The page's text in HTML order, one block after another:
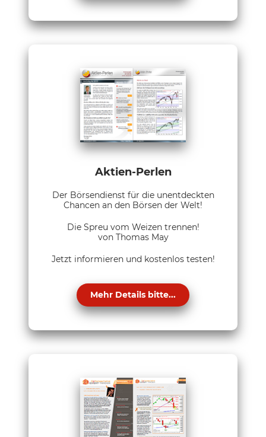
Aktien-Perlen
Der Börsendienst für die unentdeckten
Chancen an den Börsen der Welt!
Die Spreu vom Weizen trennen!
von Thomas May
Jetzt informieren und kostenlos testen!
Mehr Details bitte...